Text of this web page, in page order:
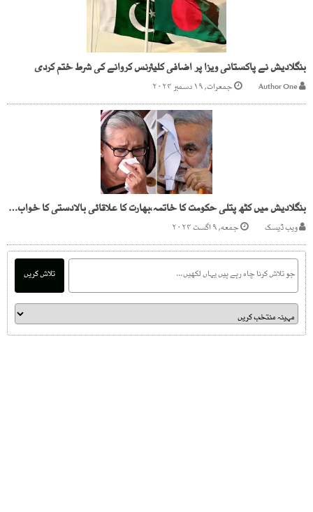
بنگلادیش نے پاکستانی ویزا پر اضافی کلیئرنس کروانے کی شرط ختم کردی
جمعرات, ۱۹ دسمبر ۲۰۲۴
بنگلادیش میں کٹھ پتلی حکومت کا خاتمہ،بھارت کا علاقائی بالادستی کا خواب چکنا چور
ویب ڈیسک جمعه, ۹ اگست ۲۰۲۴
تلاش کریں